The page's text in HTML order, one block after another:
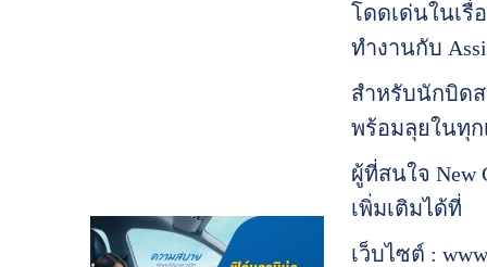
โดดเด่นในเรื่
ทำงานกับ
สำหรับนักบิด
พร้อมลุยในทุก
ผู้ที่สนใจ New
เพิ่มเติมได้ที่
เว็บไซต์ :